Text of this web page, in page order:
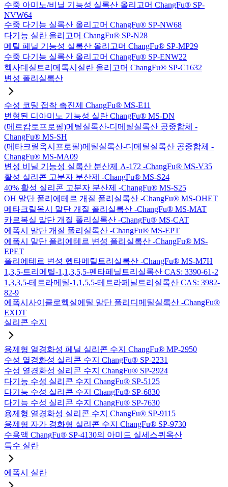
수중 아미노/비닐 기능성 실록산 올리고머 ChangFu® SP-
NVW64
수중 다기능 실록산 올리고머 ChangFu® SP-NW68
다기능 실란 올리고머 ChangFu® SP-N28
메틸 페닐 기능성 실록산 올리고머 ChangFu® SP-MP29
수중 다기능 실록산 올리고머 ChangFu® SP-ENW22
헥사데실트리메톡시실란 올리고머 ChangFu® SP-C1632
변성 폴리실록산
수성 코팅 접착 촉진제 ChangFu® MS-E11
변형된 디아미노 기능성 실란 ChangFu® MS-DN
(메르캅토프로필)메틸실록산-디메틸실록산 공중합체 -
ChangFu® MS-SH
(메타크릴옥시프로필)메틸실록산-디메틸실록산 공중합체 -
ChangFu® MS-MA09
변성 비닐 기능성 실록산 분산제 A-172 -ChangFu® MS-V35
활성 실리콘 고분자 분산제 -ChangFu® MS-S24
40% 활성 실리콘 고분자 분산제 -ChangFu® MS-S25
OH 말단 폴리에테르 개질 폴리실록산 -ChangFu® MS-OHET
메타크릴옥시 말단 개질 폴리실록산 -ChangFu® MS-MAT
카르복실 말단 개질 폴리실록산 -ChangFu® MS-CAT
에폭시 말단 개질 폴리실록산 -ChangFu® MS-EPT
에폭시 말단 폴리에테르 변성 폴리실록산 -ChangFu® MS-
EPET
폴리에테르 변성 헵타메틸트리실록산 -ChangFu® MS-M7H
1,3,5-트리메틸-1,1,3,5,5-펜타페닐트리실록산 CAS: 3390-61-2
1,3,3,5-테트라메틸-1,1,5,5-테트라페닐트리실록산 CAS: 3982-
82-9
에폭시사이클로헥실에틸 말단 폴리디메틸실록산 -ChangFu®
EXDT
실리콘 수지
용제형 열경화성 페닐 실리콘 수지 ChangFu® MP-2950
수성 열경화성 실리콘 수지 ChangFu® SP-2231
수성 열경화성 실리콘 수지 ChangFu® SP-2924
다기능 수성 실리콘 수지 ChangFu® SP-5125
다기능 수성 실리콘 수지 ChangFu® SP-6830
다기능 수성 실리콘 수지 ChangFu® SP-7630
용제형 열경화성 실리콘 수지 ChangFu® SP-9115
용제형 자가 경화형 실리콘 수지 ChangFu® SP-9730
수용액 ChangFu® SP-4130의 아미드 실세스퀴옥산
특수 실란
에폭시 실란